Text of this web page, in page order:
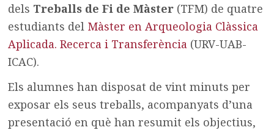
dels Treballs de Fi de Màster (TFM) de quatre
estudiants del Màster en Arqueologia Clàssica
Aplicada. Recerca i Transferència (URV-UAB-
ICAC).
Els alumnes han disposat de vint minuts per
exposar els seus treballs, acompanyats d’una
presentació en què han resumit els objectius,